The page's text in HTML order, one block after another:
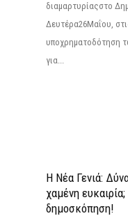
διαμαρτυρίαςστο
Δευτέρα26Μαΐου,
υποχρηματοδότηση
για...
Η Νέα Γενιά:
χαμένη
δημοσκόπηση!